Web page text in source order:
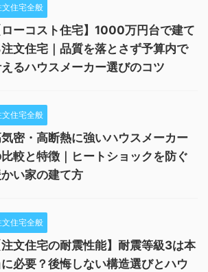
文住宅全般
ローコスト住宅】1000万円台で建て
文住宅｜品質を落とさず予算内で
るハウスメーカー選びのコツ
文住宅全般
密・高断熱に強いハウスメーカー
較と特徴｜ヒートショックを防ぐ
い家の建て方
文住宅全般
注文住宅の耐震性能】耐震等級3は本
必要？後悔しない構造選びとハウ